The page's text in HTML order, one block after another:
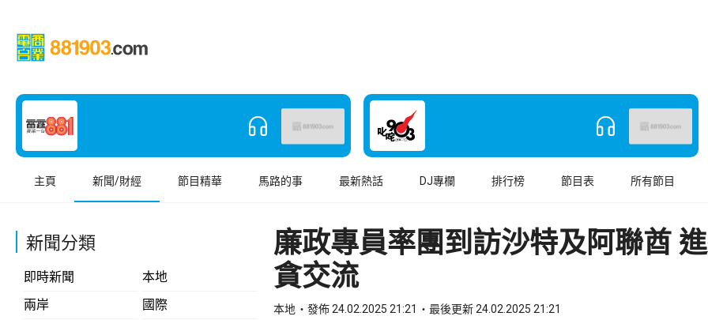
主頁 新聞/財經 節目精華 馬路的事 最新熱話 DJ專欄 排行榜 節目表 所有節目
新聞分類
即時新聞
本地
兩岸
國際
廉政專員率團到訪沙特及阿聯酋
貪交流
本地 發佈 24.02.2025 21:21 最後更新 24.02.2025 21:21